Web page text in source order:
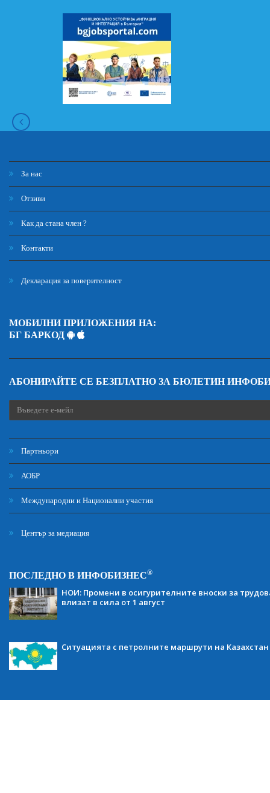
За нас
Отзиви
Как да стана член ?
Контакти
Декларация за поверителност
МОБИЛНИ ПРИЛОЖЕНИЯ НА:
БГ БАРКОД
АБОНИРАЙТЕ СЕ БЕЗПЛАТНО ЗА БЮЛЕТИН
Партньори
АОБР
Международни и Национални участия
Център за медиация
ПОСЛЕДНО В ИНФОБИЗНЕС®
НОИ: Промени в осигурителните вноски за
влизат в сила от 1 август
Ситуацията с петролните маршрути на Казахстан